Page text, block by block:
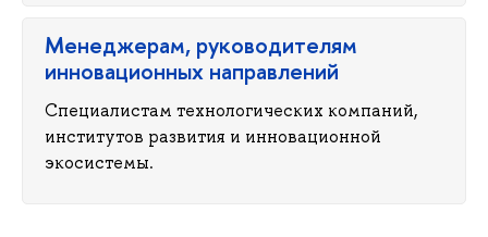
Менеджерам, руководителям
инновационных направлений
Специалистам технологических компаний,
институтов развития и инновационной
экосистемы.